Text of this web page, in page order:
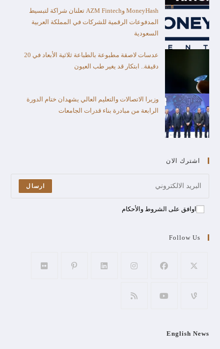
MoneyHash وAZM Fintech تعلنان شراكة لتبسيط
المدفوعات الرقمية للشركات في المملكة العربية
السعودية
عدسات لاصقة مطبوعة بالطباعة ثلاثية الأبعاد في 20
دقيقة.. ابتكار قد يغير طب العيون
وزيرا الاتصالات والتعليم العالي يشهدان ختام الدورة
الرابعة من مبادرة بناء قدرات الجامعات
اشترك الان
ارسال
اوافق على الشروط والأحكام
Follow Us
English News